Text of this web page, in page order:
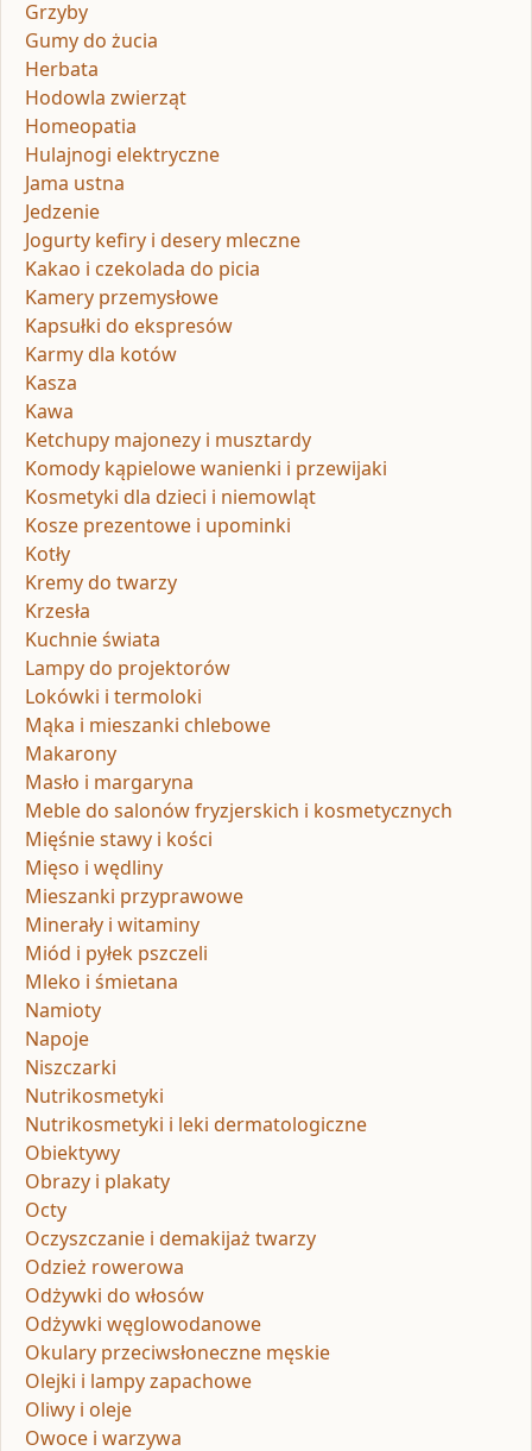
Grzyby
Gumy do żucia
Herbata
Hodowla zwierząt
Homeopatia
Hulajnogi elektryczne
Jama ustna
Jedzenie
Jogurty kefiry i desery mleczne
Kakao i czekolada do picia
Kamery przemysłowe
Kapsułki do ekspresów
Karmy dla kotów
Kasza
Kawa
Ketchupy majonezy i musztardy
Komody kąpielowe wanienki i przewijaki
Kosmetyki dla dzieci i niemowląt
Kosze prezentowe i upominki
Kotły
Kremy do twarzy
Krzesła
Kuchnie świata
Lampy do projektorów
Lokówki i termoloki
Mąka i mieszanki chlebowe
Makarony
Masło i margaryna
Meble do salonów fryzjerskich i kosmetycznych
Mięśnie stawy i kości
Mięso i wędliny
Mieszanki przyprawowe
Minerały i witaminy
Miód i pyłek pszczeli
Mleko i śmietana
Namioty
Napoje
Niszczarki
Nutrikosmetyki
Nutrikosmetyki i leki dermatologiczne
Obiektywy
Obrazy i plakaty
Octy
Oczyszczanie i demakijaż twarzy
Odzież rowerowa
Odżywki do włosów
Odżywki węglowodanowe
Okulary przeciwsłoneczne męskie
Olejki i lampy zapachowe
Oliwy i oleje
Owoce i warzywa